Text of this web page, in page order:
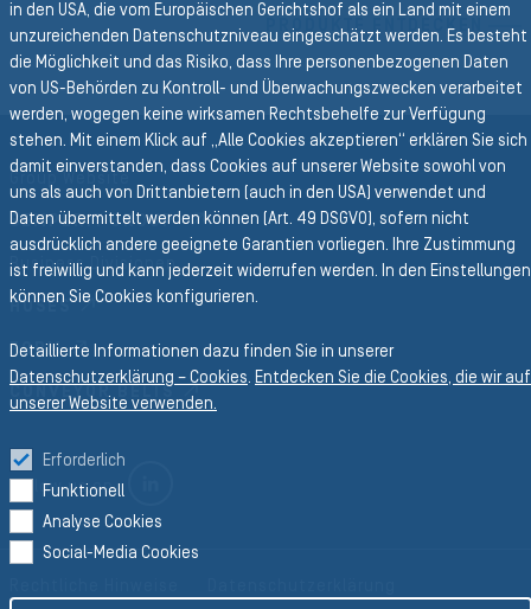
PRODUKTE ENTDECKEN
Zurück zur Hauptnavigation
SEMPERIT GROUP
Business Divisionen
HOSES
FORM
CONVEYOR BELTS
Follow us on
in den USA, die vom Europäischen Gerichtshof als ein Land mit einem
unzureichenden Datenschutzniveau eingeschätzt werden. Es besteht
die Möglichkeit und das Risiko, dass Ihre personenbezogenen Daten
von US-Behörden zu Kontroll- und Überwachungszwecken verarbeitet
werden, wogegen keine wirksamen Rechtsbehelfe zur Verfügung
stehen. Mit einem Klick auf „Alle Cookies akzeptieren“ erklären Sie sich
damit einverstanden, dass Cookies auf unserer Website sowohl von
uns als auch von Drittanbietern (auch in den USA) verwendet und
Daten übermittelt werden können (Art. 49 DSGVO), sofern nicht
ausdrücklich andere geeignete Garantien vorliegen. Ihre Zustimmung
ist freiwillig und kann jederzeit widerrufen werden. In den Einstellungen
können Sie Cookies konfigurieren.
Detaillierte Informationen dazu finden Sie in unserer
Datenschutzerklärung – Cookies. Entdecken Sie die Cookies, die wir auf
unserer Website verwenden.
Erforderlich
Funktionell
Analyse Cookies
Social-Media Cookies